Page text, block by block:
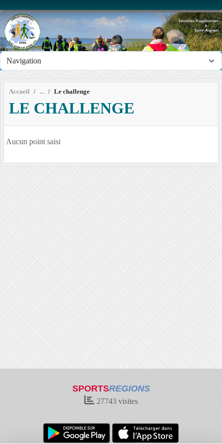
Accueil Le challenge
LE CHALLENGE
Aucun point saisi
SPORTSREGIONS
27743 visites